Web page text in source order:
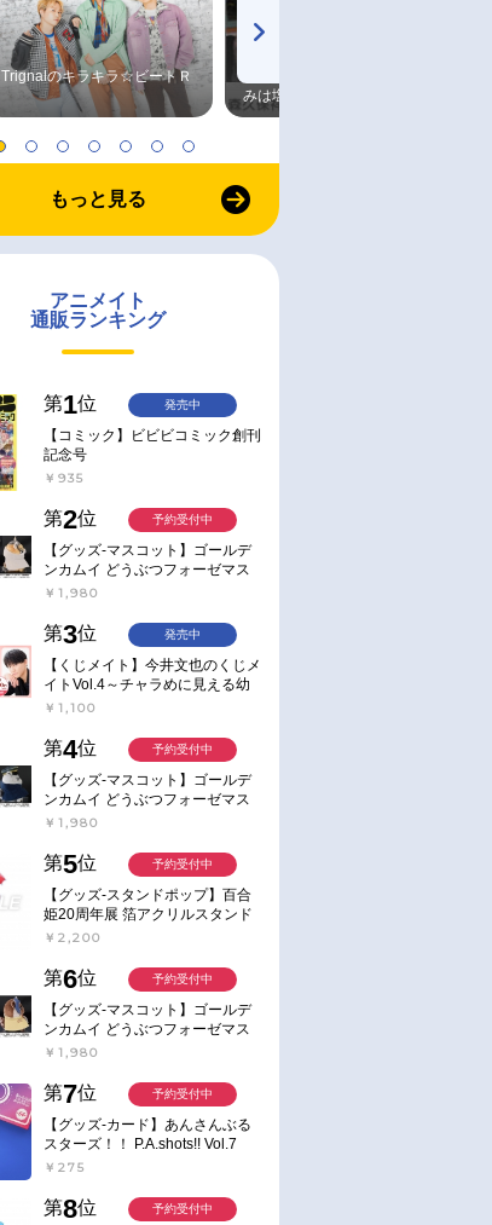
Trignalのキラキラ☆ビートＲ
みは塩だけ
もっと見る
アニメイト
通販ランキング
第1位
【コミック】ビビビコミック創刊
記念号
￥935
発売中
第2位
【グッズ-マスコット】ゴールデ
ンカムイ どうぶつフォーゼマス
コット 4.尾形百之助【再販】
￥1,980
予約受付中
第3位
【くじメイト】今井文也のくじメ
イトVol.4～チャラめに見える幼
馴染、実は一途で独占欲が強いん
￥1,100
発売中
第4位
【グッズ-マスコット】ゴールデ
ンカムイ どうぶつフォーゼマス
コット 5.月島軍曹【再販】
￥1,980
予約受付中
第5位
【グッズ-スタンドポップ】百合
姫20周年展 箔アクリルスタンド
E：あおのなち
￥2,200
予約受付中
第6位
【グッズ-マスコット】ゴールデ
ンカムイ どうぶつフォーゼマス
コット 6.鯉登少尉【再販】
￥1,980
予約受付中
第7位
【グッズ-カード】あんさんぶる
スターズ！！ P.A.shots!! Vol.7
Action
￥275
予約受付中
第8位 予約受付中